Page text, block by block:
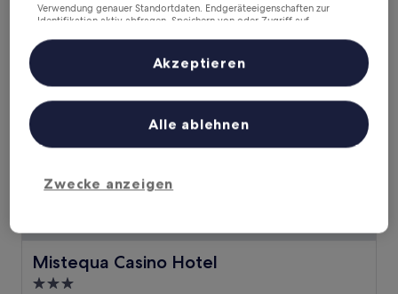
(25
beträgt
7. Aug.–8. Aug.
Mistequa Casino Hotel
Mistequa Casino Hotel
3.0-
Mistequa Casino Hotel
Verwendung genauer Standortdaten. Endgeräteeigenschaften zur
Identifikation aktiv abfragen. Speichern von oder Zugriff auf
Inhalte, Messung von Werbeleistung und der Performance von Inhalten,
Zielgruppenforschung sowie Entwicklung und Verbesserung von
Liste der Partner (Lieferanten)
Zwecke anzeigen
Alle ablehnen
Akzeptieren